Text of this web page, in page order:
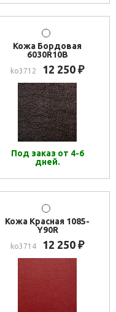
Кожа Бордовая
6030R10B
ko3712 12 250 ₽
Под заказ от 4-6
дней.
Кожа Красная 1085-
Y90R
ko3714 12 250 ₽